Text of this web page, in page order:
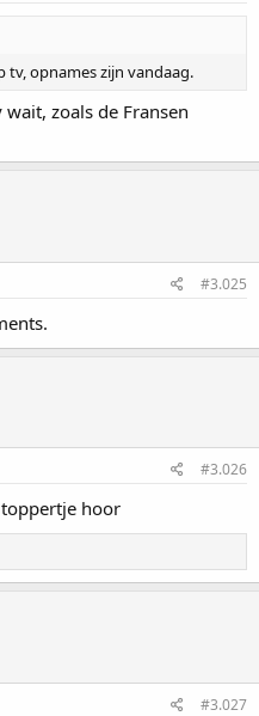
tv, opnames zijn vandaag.
zoals de Fransen
#3.025
#3.026
hoor
#3.027